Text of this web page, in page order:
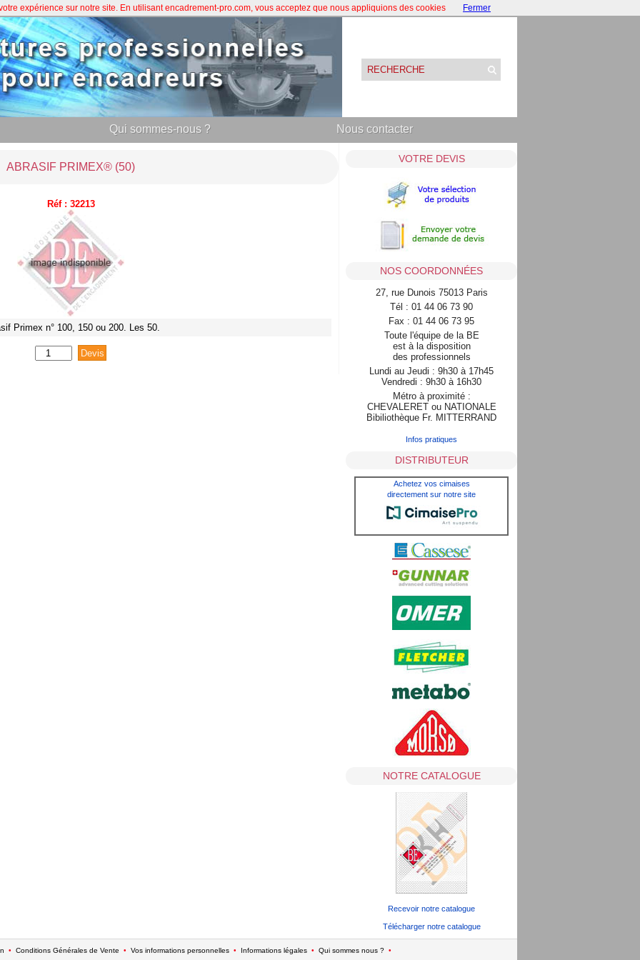
Qui sommes-nous ? Nous contacter
ABRASIF PRIMEX® (50)
Réf : 32213
Primex n° 100, 150 ou 200. Les 50.
VOTRE DEVIS
NOS COORDONNÉES
27, rue Dunois 75013 Paris
Tél : 01 44 06 73 90
Fax : 01 44 06 73 95
Toute l'équipe de la BE
est à la disposition
des professionnels
Lundi au Jeudi : 9h30 à 17h45
Vendredi : 9h30 à 16h30
Métro à proximité :
CHEVALERET ou NATIONALE
Bibiliothèque Fr. MITTERRAND
Infos pratiques
DISTRIBUTEUR
Achetez vos cimaises
directement sur notre site
NOTRE CATALOGUE
Recevoir notre catalogue
Télécharger notre catalogue
• Conditions Générales de Vente • Vos informations personnelles • Informations légales • Qui sommes nous ? •
expérience sur notre site. En utilisant encadrement-pro.com, vous acceptez que nous appliquions des cookies Fermer